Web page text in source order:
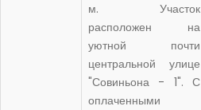
м. Участок
расположен на
уютной почти
центральной улице
"Совиньона - 1". С
оплаченными